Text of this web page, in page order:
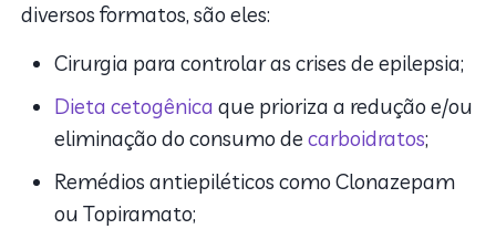
diversos formatos, são eles:
Cirurgia para controlar as crises de epilepsia;
Dieta cetogênica que prioriza a redução e/ou
eliminação do consumo decarboidratos;
Remédios antiepiléticos como Clonazepam
ou Topiramato;